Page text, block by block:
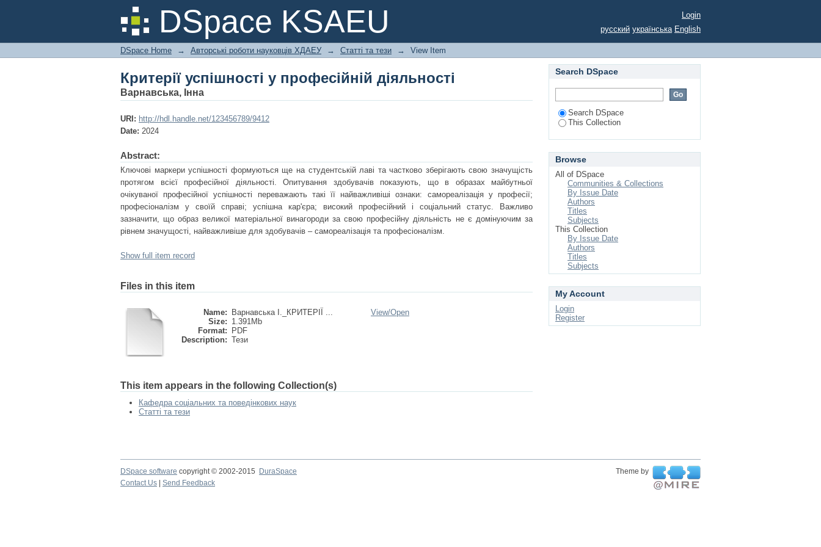
DSpace KSAEU
Критерії успішності у професійній діяльності
Login
русский українська English
DSpace Home → Авторські роботи науковців ХДАЕУ → Статті та тези → View Item
Критерії успішності у професійній діяльності
Варнавська, Інна
URI: http://hdl.handle.net/123456789/9412
Date: 2024
Abstract:
Ключові маркери успішності формуються ще на студентській лаві та частково зберігають свою значущість
протягом всієї професійної діяльності. Опитування здобувачів показують, що в образах майбутньої
очікуваної професійної успішності переважають такі її найважливіші ознаки: самореалізація у професії;
професіоналізм у своїй справі; успішна кар'єра; високий професійний і соціальний статус. Важливо
зазначити, що образ великої матеріальної винагороди за свою професійну діяльність не є домінуючим за
рівнем значущості, найважливіше для здобувачів – самореалізація та професіоналізм.
Show full item record
Files in this item
Name:
Варнавська І._КРИТЕРІЇ ...
Size: 1.391Mb
Format:
PDF
Description: Тези
View/Open
This item appears in the following Collection(s)
Кафедра соціальних та поведінкових наук
Статті та тези
Search DSpace
Search DSpace
This Collection
Browse
All of DSpace
Communities & Collections
By Issue Date
Authors
Titles
Subjects
This Collection
By Issue Date
Authors
Titles
Subjects
My Account
Login
Register
DSpace software copyright © 2002-2015 DuraSpace
Theme by
Contact Us
Send Feedback